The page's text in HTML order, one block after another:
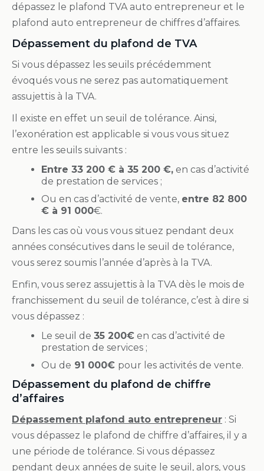
dépassez le plafond TVA auto entrepreneur et le
plafond auto entrepreneur de chiffres d’affaires.
Dépassement du plafond de TVA
Si vous dépassez les seuils précédemment
évoqués vous ne serez pas automatiquement
assujettis à la TVA.
Il existe en effet un seuil de tolérance. Ainsi,
l’exonération est applicable si vous vous situez
entre les seuils suivants :
Entre 33 200 € à 35 200 €, en cas d’activité
de prestation de services ;
Ou en cas d’activité de vente, entre 82 800
€ à 91 000€.
Dans les cas où vous vous situez pendant deux
années consécutives dans le seuil de tolérance,
vous serez soumis l’année d’après à la TVA.
Enfin, vous serez assujettis à la TVA dès le mois de
franchissement du seuil de tolérance, c’est à dire si
vous dépassez :
Le seuil de 35 200€ en cas d’activité de
prestation de services ;
Ou de 91 000€ pour les activités de vente.
Dépassement du plafond de chiffre
d’affaires
Dépassement plafond auto entrepreneur : Si
vous dépassez le plafond de chiffre d’affaires, il y a
une période de tolérance. Si vous dépassez
pendant deux années de suite le seuil, alors, vous